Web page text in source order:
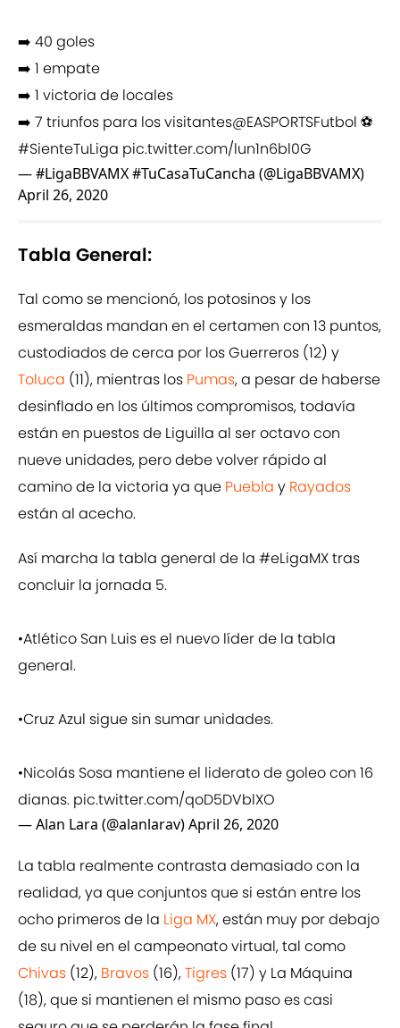
➡️ 40 goles
➡️ 1 empate
➡️ 1 victoria de locales
➡️ 7 triunfos para los visitantes@EASPORTSFutbol ⚽
#SienteTuLiga pic.twitter.com/lun1n6bl0G
— #LigaBBVAMX #TuCasaTuCancha (@LigaBBVAMX)
April 26, 2020
Tabla General:
Tal como se mencionó, los potosinos y los
esmeraldas mandan en el certamen con 13 puntos,
custodiados de cerca por los Guerreros (12) y
Toluca (11), mientras los Pumas, a pesar de haberse
desinflado en los últimos compromisos, todavía
están en puestos de Liguilla al ser octavo con
nueve unidades, pero debe volver rápido al
camino de la victoria ya que Puebla y Rayados
están al acecho.
Así marcha la tabla general de la #eLigaMXtras
concluir la jornada 5.
•Atlético San Luis es el nuevo líder de la tabla
general.
•Cruz Azul sigue sin sumar unidades.
•Nicolás Sosa mantiene el liderato de goleo con 16
dianas. pic.twitter.com/qoD5DVblXO
— Alan Lara (@alanlarav)April 26, 2020
La tabla realmente contrasta demasiado con la
realidad, ya que conjuntos que si están entre los
ocho primeros de la Liga MX, están muy por debajo
de su nivel en el campeonato virtual, tal como
Chivas (12), Bravos (16),Tigres (17) y La Máquina
(18), que si mantienen el mismo paso es casi